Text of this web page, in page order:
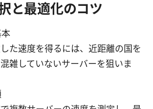
と最適化のコツ
た速度を得るには、近距離の国を
雑していないサーバーを狙いま